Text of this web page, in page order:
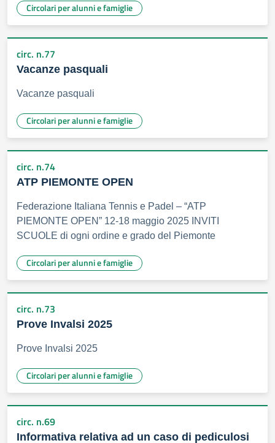
Circolari per alunni e famiglie
circ. n.77
Vacanze pasquali
Vacanze pasquali
Circolari per alunni e famiglie
circ. n.74
ATP PIEMONTE OPEN
Federazione Italiana Tennis e Padel – “ATP
PIEMONTE OPEN” 12-18 maggio 2025 INVITI
SCUOLE di ogni ordine e grado del Piemonte
Circolari per alunni e famiglie
circ. n.73
Prove Invalsi 2025
Prove Invalsi 2025
Circolari per alunni e famiglie
circ. n.69
Informativa relativa ad un caso di pediculosi